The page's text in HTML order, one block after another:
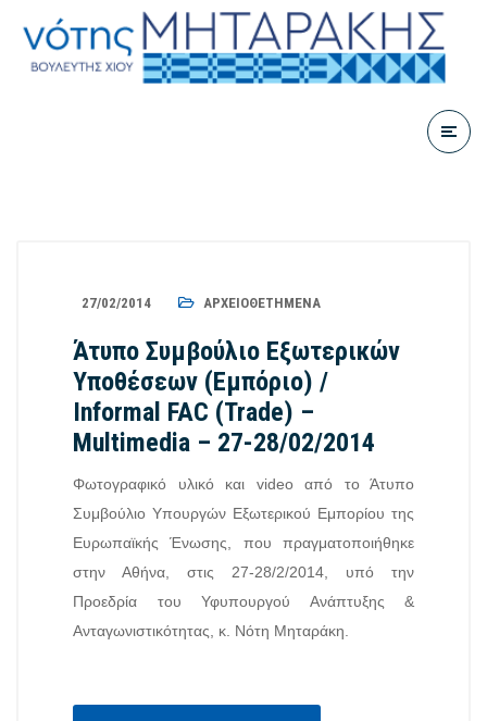
27/02/2014 ΑΡΧΕΙΟΘΕΤΗΜΈΝΑ
Άτυπο Συμβούλιο Εξωτερικών
Υποθέσεων (Εμπόριο) /
Informal FAC (Trade) –
Multimedia – 27-28/02/2014
Φωτογραφικό υλικό και video από το Άτυπο
Συμβούλιο Υπουργών Εξωτερικού Εμπορίου της
Ευρωπαϊκής Ένωσης, που πραγματοποιήθηκε
στην Αθήνα, στις 27-28/2/2014, υπό την
Προεδρία του Υφυπουργού Ανάπτυξης &
Ανταγωνιστικότητας, κ. Νότη Μηταράκη.